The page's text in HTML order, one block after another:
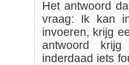
Het antwoord
vraag: Ik kan
invoeren, krijg
antwoord
inderdaad iets